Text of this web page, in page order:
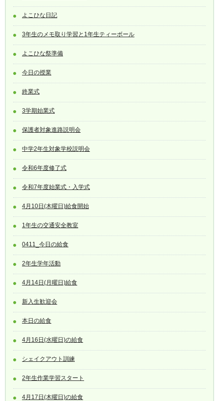
よこひな日記
3年生のメモ取り学習と1年生ティーボール
よこひな祭準備
今日の授業
終業式
3学期始業式
保護者対象進路説明会
中学2年生対象学校説明会
令和6年度修了式
令和7年度始業式・入学式
4月10日(木曜日)給食開始
1年生の交通安全教室
0411_今日の給食
2年生学年活動
4月14日(月曜日)給食
新入生歓迎会
本日の給食
4月16日(水曜日)の給食
シェイクアウト訓練
2年生作業学習スタート
4月17日(木曜日)の給食